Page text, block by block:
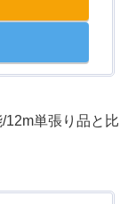
単張り品と比